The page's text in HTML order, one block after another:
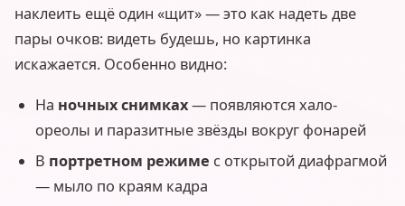
наклеить ещё один «щит» — это как надеть две
пары очков: видеть будешь, но картинка
искажается. Особенно видно:
На ночных снимках— появляются хало-
ореолы и паразитные звёзды вокруг фонарей
В портретном режиме с открытой диафрагмой
— мыло по краям кадра